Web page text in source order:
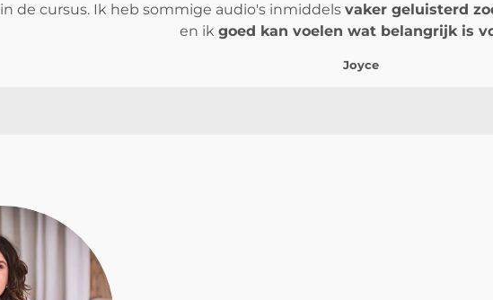
in de cursus. Ik heb sommige audio's inmiddels vaker geluisterd
en ik goed kan voelen wat belangrijk is
Joyce